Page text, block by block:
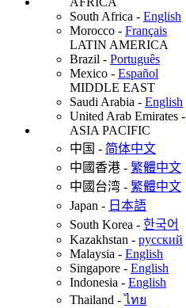
South Africa - English
Morocco - Français
LATIN AMERICA
Brazil - Português
Mexico - Español
MIDDLE EAST
Saudi Arabia - English
United Arab Emirates -
ASIA PACIFIC
中国 - 简体中文
中國香港 - 繁體中文
中國台湾 - 繁體中文
Japan - 日本語
South Korea - 한국어
Kazakhstan - русский
Malaysia - English
Singapore - English
Indonesia - English
Thailand -ไทย